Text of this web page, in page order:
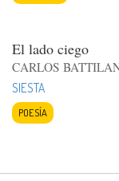
El lado ciego
CARLOS
SIESTA
POESÍA